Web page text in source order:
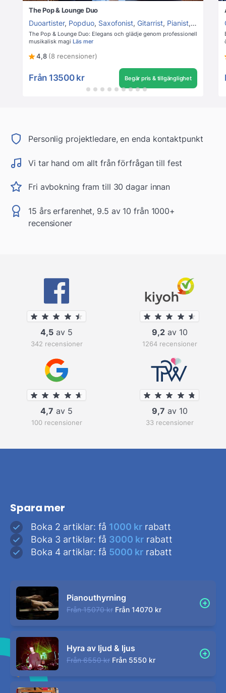
The Pop & Lounge Duo
Duoartister, Popduo, Saxofonist, Gitarrist, Pianist,
The Pop & Lounge Duo: Elegans och glädje genom professionell
musikalisk magi Läs mer
4,8 (8 recensioner)
Från 13500 kr Begär pris & tillgänglighet
Personlig projektledare, en enda kontaktpunkt
Vi tar hand om allt från förfrågan till fest
Fri avbokning fram till 30 dagar innan
15 års erfarenhet, 9.5 av 10 från 1000+
recensioner
4,5 av 5
342 recensioner
9,2av 10
1264 recensioner
4,7 av 5
100 recensioner
9,7 av 10
33 recensioner
Spara mer
Boka 2 artiklar: få 1000 kr rabatt
Boka 3 artiklar: få 3000 kr rabatt
Boka 4 artiklar: få 5000 kr rabatt
Pianouthyrning
Från 15070 kr Från 14070 kr
Hyra av ljud & ljus
Från 6550 kr Från 5550 kr